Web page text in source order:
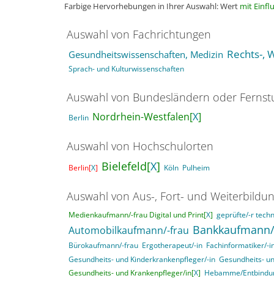
Farbige Hervorhebungen in Ihrer Auswahl: Wert mit
Auswahl von Fachrichtungen
Gesundheitswissenschaften, Medizin Rechts-,
Sprach- und Kulturwissenschaften
Auswahl von Bundesländern oder
Berlin Nordrhein-Westfalen[X]
Auswahl von Hochschulorten
Berlin[X] Bielefeld[X] Köln Pulheim
Auswahl von Aus-, Fort- und
Medienkaufmann/-frau Digital und Print[X] geprüfte/-r
Automobilkaufmann/-frau
Bürokaufmann/-frau Ergotherapeut/-in Fachinformatiker/-
Gesundheits- und Kinderkrankenpfleger/-in Gesundheits-
Gesundheits- und Krankenpfleger/in[X] Hebamme/